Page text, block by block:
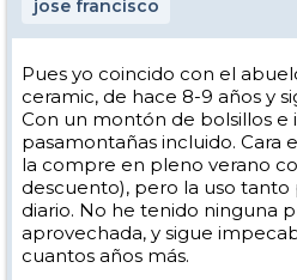
jose francisco
Pues yo coincido con el
ceramic, de hace 8-9 años y
Con un montón de bolsillos e
pasamontañas incluido. Cara
la compre en pleno verano
descuento), pero la uso tanto
diario. No he tenido ninguna
aprovechada, y sigue
cuantos años más.